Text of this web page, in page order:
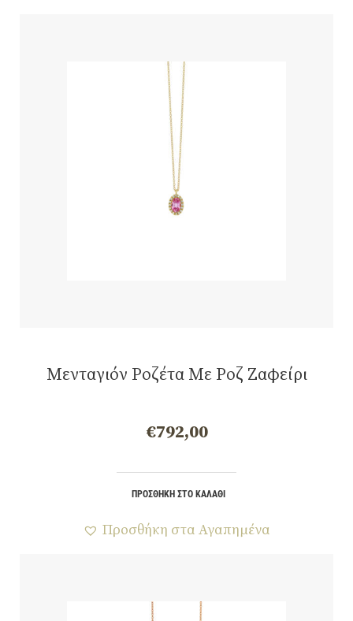
Μενταγιόν Ροζέτα Με Ροζ Ζαφείρι
€792,00
ΠΡΟΣΘΉΚΗ ΣΤΟ ΚΑΛΆΘΙ
Προσθήκη στα Αγαπημένα